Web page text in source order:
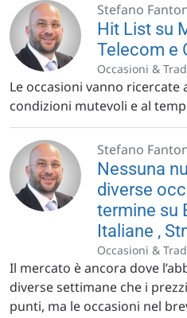
Stefano
Hit List su
Telecom e
Occasioni &
Le occasioni vanno
condizioni mutevoli e al
Stefano
Nessuna
diverse
termine su
Italiane ,
Occasioni &
Il mercato è ancora dove
diverse settimane che i
punti, ma le occasioni nel